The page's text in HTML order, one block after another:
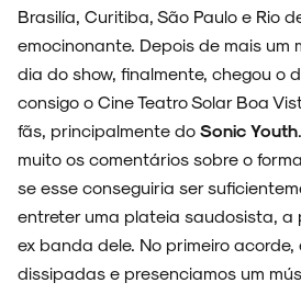
ESPECIAIS
FAIXA A FAIXA
NOVIDADES
Brasilía, Curitiba, São Paulo e Rio
emocinonante. Depois de mais um
dia do show, finalmente, chegou o
consigo o Cine Teatro Solar Boa
fãs, principalmente do Sonic Youth
muito os comentários sobre o
se esse conseguiria ser
entreter uma plateia saudosista, a
ex banda dele. No primeiro
dissipadas e presenciamos um